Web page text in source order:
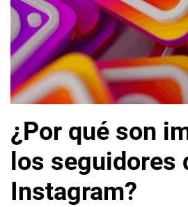
¿Por qué son
los seguidores
Instagram?